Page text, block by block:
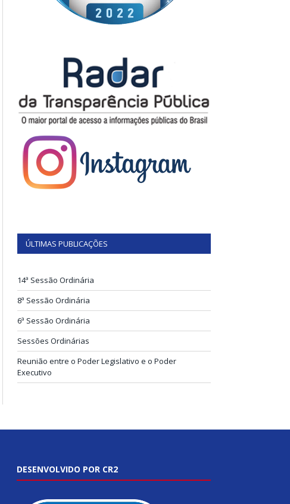
ÚLTIMAS PUBLICAÇÕES
14ª Sessão Ordinária
8ª Sessão Ordinária
6ª Sessão Ordinária
Sessões Ordinárias
Reunião entre o Poder Legislativo e o Poder
Executivo
DESENVOLVIDO POR CR2